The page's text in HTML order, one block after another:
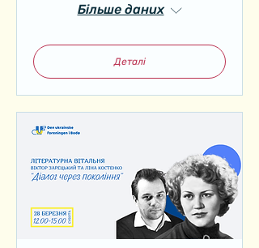
Більше даних
Деталі